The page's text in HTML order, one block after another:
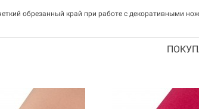
обрезанный край при работе с декоративными